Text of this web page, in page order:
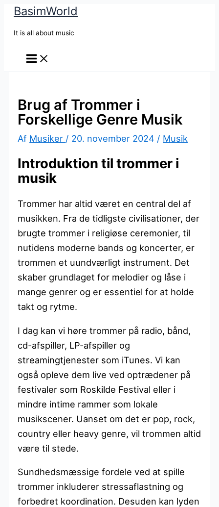
BasimWorld
It is all about music
Brug af Trommer i
Forskellige Genre Musik
Af Musiker / 20. november 2024 / Musik
Introduktion til trommer i
musik
Trommer har altid været en central del af
musikken. Fra de tidligste civilisationer, der
brugte trommer i religiøse ceremonier, til
nutidens moderne bands og koncerter, er
trommen et uundværligt instrument. Det
skaber grundlaget for melodier og låse i
mange genrer og er essentiel for at holde
takt og rytme.
I dag kan vi høre trommer på radio, bånd,
cd-afspiller, LP-afspiller og
streamingtjenester som iTunes. Vi kan
også opleve dem live ved optrædener på
festivaler som Roskilde Festival eller i
mindre intime rammer som lokale
musikscener. Uanset om det er pop, rock,
country eller heavy genre, vil trommen altid
være til stede.
Sundhedsmæssige fordele ved at spille
trommer inkluderer stressaflastning og
forbedret koordination. Desuden kan lyden